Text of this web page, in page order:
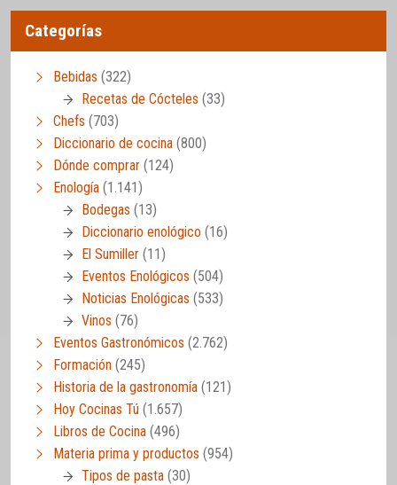
Categorías
Bebidas (322)
Recetas de Cócteles (33)
Chefs (703)
Diccionario de cocina (800)
Dónde comprar (124)
Enología (1.141)
Bodegas (13)
Diccionario enológico (16)
El Sumiller (11)
Eventos Enológicos (504)
Noticias Enológicas (533)
Vinos (76)
Eventos Gastronómicos (2.762)
Formación (245)
Historia de la gastronomía (121)
Hoy Cocinas Tú (1.657)
Libros de Cocina (496)
Materia prima y productos (954)
Tipos de pasta (30)